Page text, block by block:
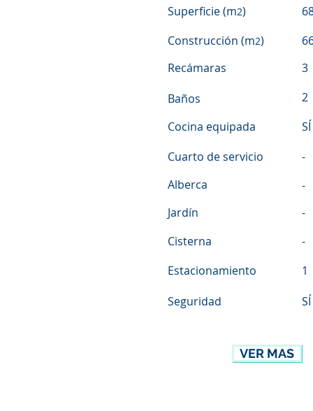
Superficie (m2)
Construcción (m2)
Recámaras
3
Baños
2
Cocina equipada
SÍ
Cuarto de servicio
-
Alberca
-
Jardín
-
Cisterna
-
Estacionamiento
1
Seguridad
SÍ
VER MAS